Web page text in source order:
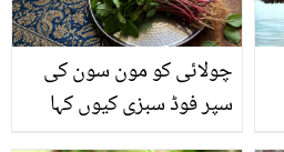
چولائی کو مون سون کی
سپر فوڈ سبزی کیوں کہا